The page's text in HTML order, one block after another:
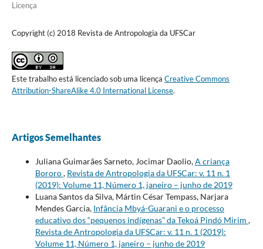
Licença
Copyright (c) 2018 Revista de Antropologia da UFSCar
Este trabalho está licenciado sob uma licença Creative Commons
Attribution-ShareAlike 4.0 International License.
Artigos Semelhantes
Juliana Guimarães Sarneto, Jocimar Daolio,A criança
Bororo, Revista de Antropologia da UFSCar: v. 11 n. 1
(2019): Volume 11, Número 1, janeiro – junho de 2019
Luana Santos da Silva, Mártin César Tempass, Narjara
Mendes Garcia, Infância Mbyá-Guarani e o processo
educativo dos “pequenos indígenas” da Tekoá Pindó Mirim ,
Revista de Antropologia da UFSCar: v. 11 n. 1 (2019):
Volume 11, Número 1, janeiro – junho de 2019